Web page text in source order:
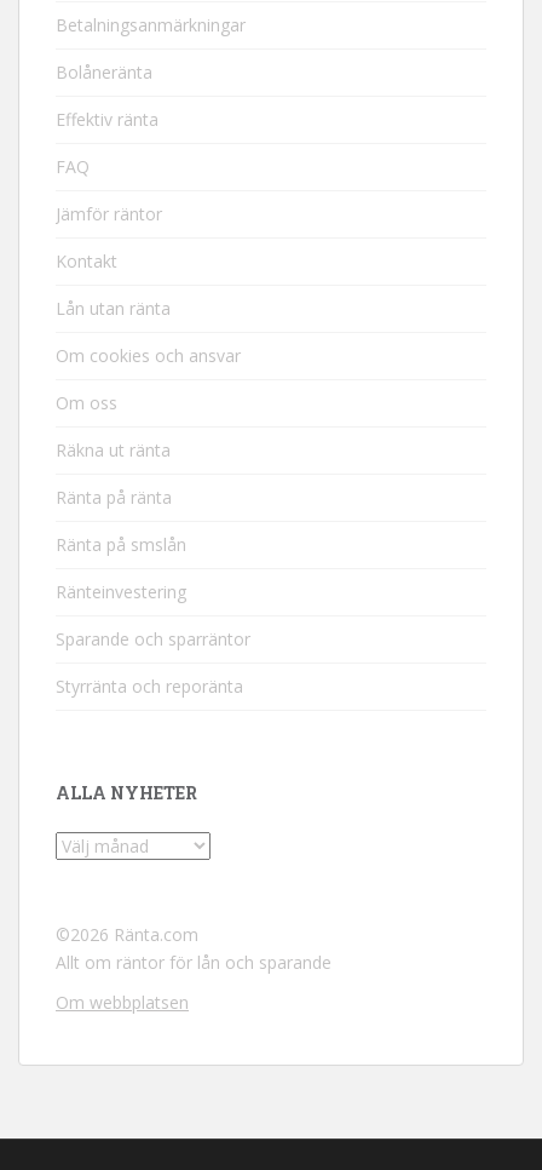
Betalningsanmärkningar
Bolåneränta
Effektiv ränta
FAQ
Jämför räntor
Kontakt
Lån utan ränta
Om cookies och ansvar
Om oss
Räkna ut ränta
Ränta på ränta
Ränta på smslån
Ränteinvestering
Sparande och sparräntor
Styrränta och reporänta
ALLA NYHETER
Alla
©2026 Ränta.com
Allt om räntor för lån och sparande
Om webbplatsen